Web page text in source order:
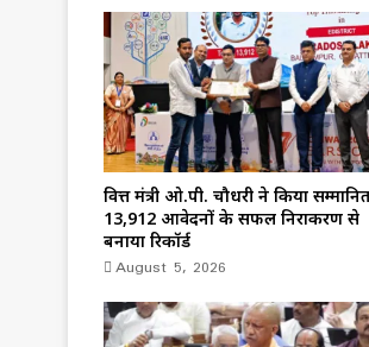
वित्त मंत्री ओ.पी. चौधरी ने किया
13,912 आवेदनों के सफल निराकरण से
बनाया रिकॉर्ड
August 5, 2026